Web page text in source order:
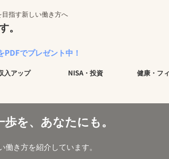
指す新しい働き方へ
。
ト中！
入アップ NISA・投資 健康・フ
を、あなたにも。
き方を紹介しています。